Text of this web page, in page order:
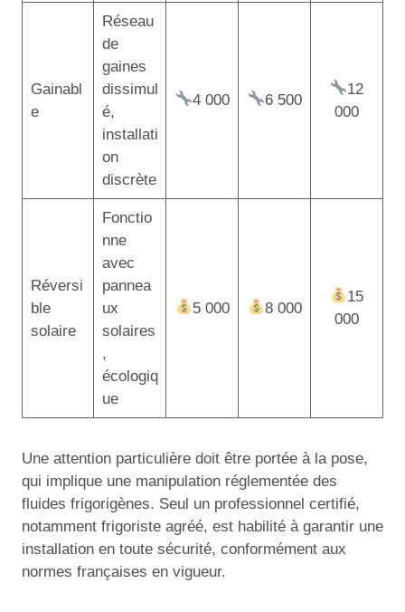
Gainabl
e
Réseau
de
gaines
dissimul
é,
installati
on
discrète
4 000 6 500
12
000
Réversi
ble
solaire
Fonctio
nne
avec
pannea
ux
solaires
,
écologiq
ue
5 000 8 000
15
000
Une attention particulière doit être portée à la pose,
qui implique une manipulation réglementée des
fluides frigorigènes. Seul un professionnel certifié,
notamment frigoriste agréé, est habilité à garantir une
installation en toute sécurité, conformément aux
normes françaises en vigueur.